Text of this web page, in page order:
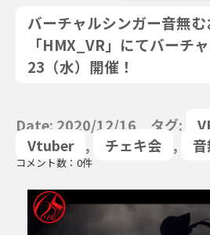
バーチャルシンガー音無
「HMX_VR」にてバーチ
23（水）開催！
Date: 2020/12/16 タグ:
Vtuber
, チェキ会 ,
コメント数：0件